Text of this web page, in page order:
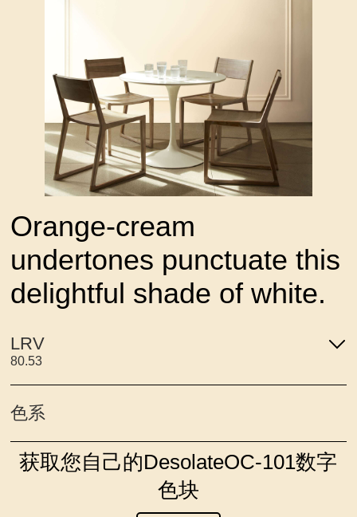
Orange-cream
undertones punctuate this
delightful shade of white.
LRV
80.53
色系
获取您自己的DesolateOC-101数字
色块